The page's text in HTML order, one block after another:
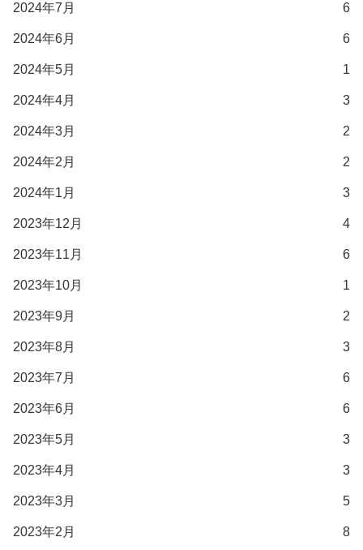
2024年7月 6
2024年6月 6
2024年5月 1
2024年4月 3
2024年3月 2
2024年2月 2
2024年1月 3
2023年12月 4
2023年11月 6
2023年10月 1
2023年9月 2
2023年8月 3
2023年7月 6
2023年6月 6
2023年5月 3
2023年4月 3
2023年3月 5
2023年2月 8